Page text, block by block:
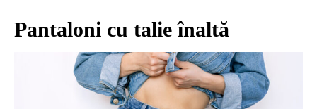
Pantaloni cu talie înaltă